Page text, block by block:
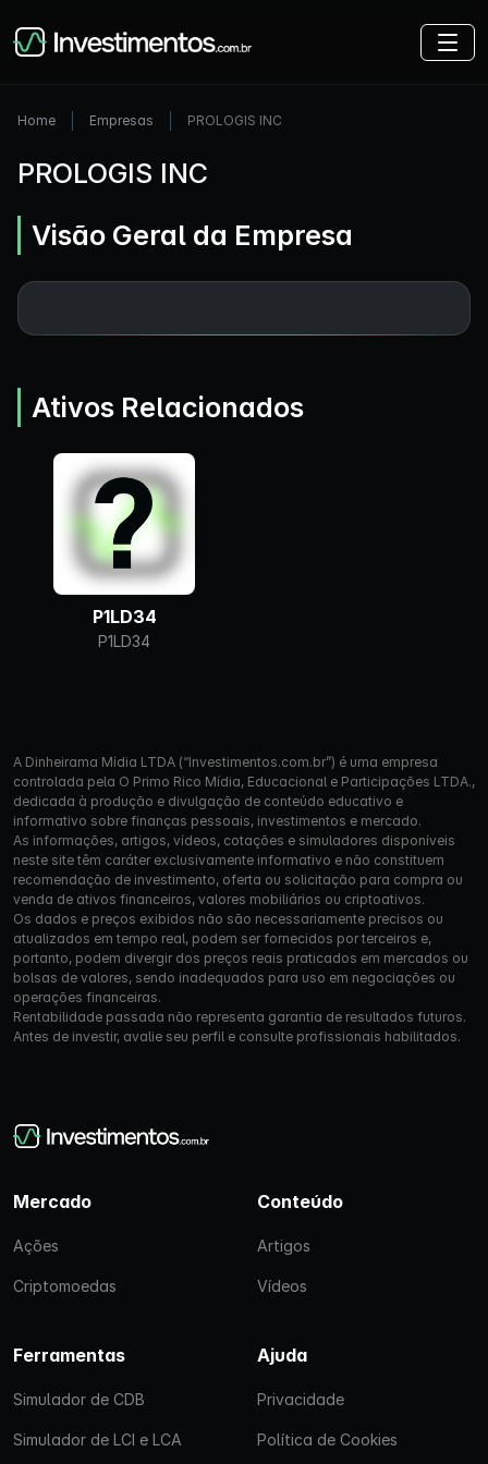
Home Empresas PROLOGIS INC
PROLOGIS INC
Visão Geral da Empresa
Ativos Relacionados
P1LD34
P1LD34
A Dinheirama Mídia LTDA (“Investimentos.com.br”) é uma empresa
controlada pela O Primo Rico Mídia, Educacional e Participações LTDA.,
dedicada à produção e divulgação de conteúdo educativo e
informativo sobre finanças pessoais, investimentos e mercado.
As informações, artigos, vídeos, cotações e simuladores disponíveis
neste site têm caráter exclusivamente informativo e não constituem
recomendação de investimento, oferta ou solicitação para compra ou
venda de ativos financeiros, valores mobiliários ou criptoativos.
Os dados e preços exibidos não são necessariamente precisos ou
atualizados em tempo real, podem ser fornecidos por terceiros e,
portanto, podem divergir dos preços reais praticados em mercados ou
bolsas de valores, sendo inadequados para uso em negociações ou
operações financeiras.
Rentabilidade passada não representa garantia de resultados futuros.
Antes de investir, avalie seu perfil e consulte profissionais habilitados.
Mercado
Ações
Criptomoedas
Conteúdo
Artigos
Vídeos
Ferramentas
Simulador de CDB
Simulador de LCI e LCA
Ajuda
Privacidade
Política de Cookies